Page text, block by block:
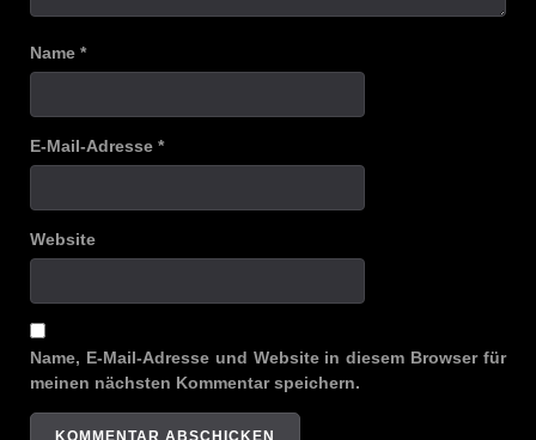
Name *
E-Mail-Adresse *
Website
Name, E-Mail-Adresse und Website in diesem Browser für
meinen nächsten Kommentar speichern.